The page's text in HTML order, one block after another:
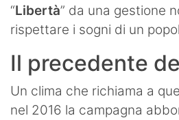
“Libertà” da una gestione
rispettare i sogni di un
Il precedente
Un clima che richiama a
nel 2016 la campagna